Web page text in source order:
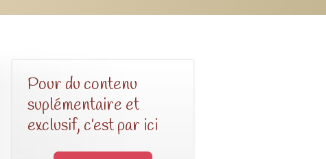
Pour du contenu
suplémentaire et
exclusif, c’est par ici